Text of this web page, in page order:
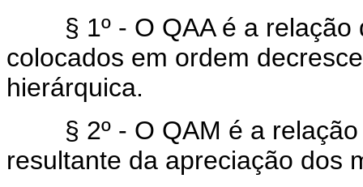
§ 1º - O QAA é a relação
colocados em ordem
hierárquica.
§ 2º - O QAM é a relação
resultante da apreciação dos